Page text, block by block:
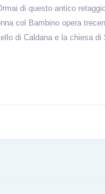
di questo antico
col Bambino opera
di Caldana e la chiesa